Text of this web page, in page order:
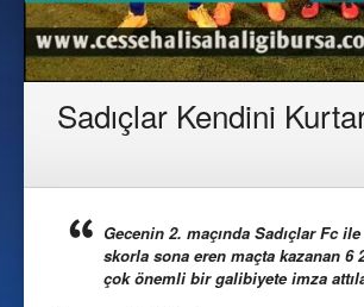
Sadıçlar Kendini
Gecenin 2. maçında Sadıçlar Fc
skorla sona eren maçta kazanan 6
çok önemli bir galibiyete imza